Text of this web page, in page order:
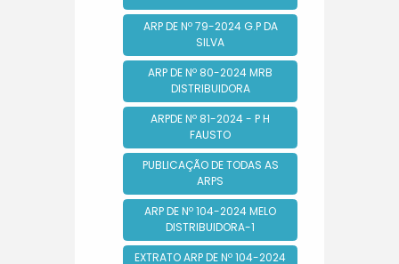
ARP DE Nº 79-2024 G.P DA
SILVA
ARP DE Nº 80-2024 MRB
DISTRIBUIDORA
ARPDE Nº 81-2024 - P H
FAUSTO
PUBLICAÇÃO DE TODAS AS
ARPS
ARP DE Nº 104-2024 MELO
DISTRIBUIDORA-1
EXTRATO ARP DE Nº 104-2024